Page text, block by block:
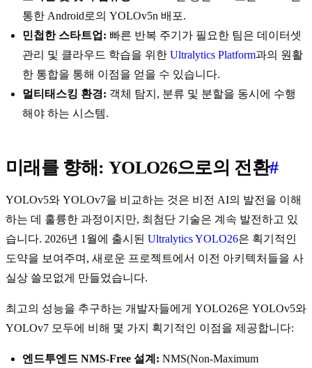
통한 Android로의 YOLOv5n 배포.
민첩한 스타트업: 빠른 반복 주기가 필요한 팀은 데이터셋
관리 및 클라우드 학습을 위한 Ultralytics Platform과의 원활
한 통합을 통해 이점을 얻을 수 있습니다.
멀티태스킹 환경: 객체 탐지, 분류 및 분할을 동시에 수행
해야 하는 시스템.
미래를 향해: YOLO26으로의 전환#
YOLOv5와 YOLOv7을 비교하는 것은 비전 AI의 발전을 이해
하는 데 훌륭한 과정이지만, 최첨단 기술은 계속 발전하고 있
습니다. 2026년 1월에 출시된 Ultralytics YOLO26은 획기적인
도약을 보여주며, 새로운 프로젝트에서 이전 아키텍처들을 사
실상 쓸모없게 만들었습니다.
최고의 성능을 추구하는 개발자들에게 YOLO26은 YOLOv5와
YOLOv7 모두에 비해 몇 가지 획기적인 이점을 제공합니다:
엔드투엔드 NMS-Free 설계: NMS(Non-Maximum